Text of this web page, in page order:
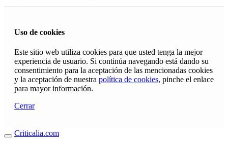
Uso de cookies
Este sitio web utiliza cookies para que usted tenga la mejor
experiencia de usuario. Si continúa navegando está dando su
consentimiento para la aceptación de las mencionadas cookies
y la aceptación de nuestra política de cookies, pinche el enlace
para mayor información.
Cerrar
Criticalia.com